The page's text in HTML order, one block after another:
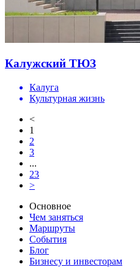
Калужский ТЮЗ
Калуга
Культурная жизнь
<
1
2
3
...
23
>
Основное
Чем заняться
Маршруты
События
Блог
Бизнесу и инвесторам